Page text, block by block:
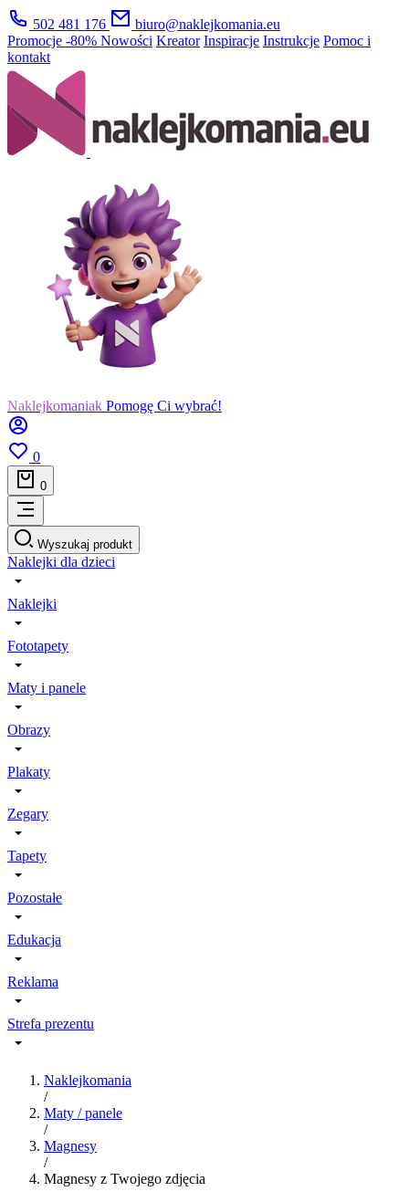
502 481 176
biuro@naklejkomania.eu
Promocje -80% Nowości Kreator Inspiracje Instrukcje Pomoc i
kontakt
Naklejkomaniak Pomogę Ci wybrać!
0
0
Wyszukaj produkt
Naklejki dla dzieci
Naklejki
Fototapety
Maty i panele
Obrazy
Plakaty
Zegary
Tapety
Pozostałe
Edukacja
Reklama
Strefa prezentu
Naklejkomania
/
Maty / panele
/
Magnesy
/
Magnesy z Twojego zdjęcia